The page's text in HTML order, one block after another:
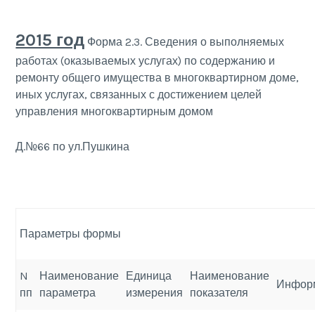
2015 год Форма 2.3. Сведения о выполняемых
работах (оказываемых услугах) по содержанию и
ремонту общего имущества в многоквартирном доме,
иных услугах, связанных с достижением целей
управления многоквартирным домом
Д.№66 по ул.Пушкина
Параметры формы
N
пп
Наименование
параметра
Единица
измерения
Наименование
показателя